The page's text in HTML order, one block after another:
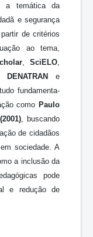
a temática da
e segurança
de critérios
ao tema,
,SciELO
DENATRANe
fundamenta-
como Paulo
, buscando
de cidadãos
sociedade. A
a inclusão da
pode
e redução de